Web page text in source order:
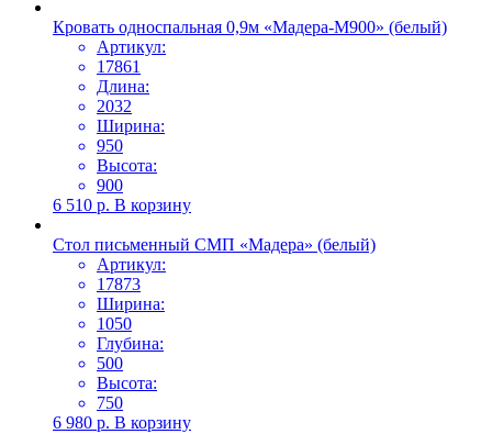
Кровать односпальная 0,9м «Мадера-М900» (белый)
Артикул:
17861
Длина:
2032
Ширина:
950
Высота:
900
6 510 р. В корзину
Стол письменный СМП «Мадера» (белый)
Артикул:
17873
Ширина:
1050
Глубина:
500
Высота:
750
6 980 р. В корзину